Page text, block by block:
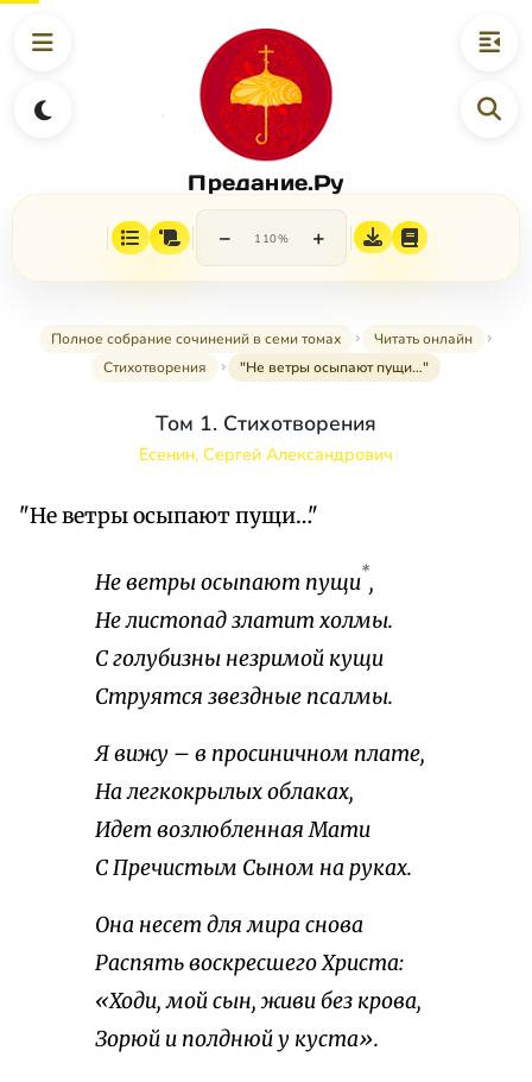
Предание.Ру
− 110% +
Полное собрание сочинений в семи томах
Читать онлайн
Стихотворения
"Не ветры осыпают пущи…"
Том 1. Стихотворения
Есенин, Сергей Александрович
"Не ветры осыпают пущи…"
Не ветры осыпают пущи*,
Не листопад златит холмы.
С голубизны незримой кущи
Струятся звездные псалмы.
Я вижу – в просиничном плате,
На легкокрылых облаках,
Идет возлюбленная Мати
С Пречистым Сыном на руках.
Она несет для мира снова
Распять воскресшего Христа:
«Ходи, мой сын, живи без крова,
Зорюй и полднюй у куста».